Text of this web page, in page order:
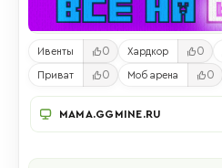
Ивенты 0 Хардкор 0
Приват 0 Моб арена 0
MAMA.GGMINE.RU